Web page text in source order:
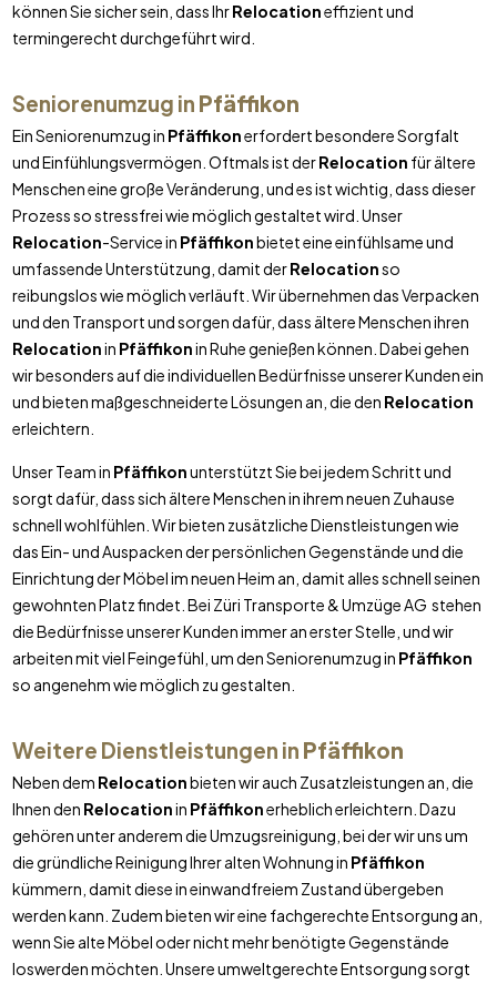
können Sie sicher sein, dass IhrRelocationeffizient und
termingerecht durchgeführt wird.
Seniorenumzug in Pfäffikon
Ein Seniorenumzug in Pfäffikonerfordert besondere Sorgfalt
und Einfühlungsvermögen. Oftmals ist derRelocation für ältere
Menschen eine große Veränderung, und es ist wichtig, dass dieser
Prozess so stressfrei wie möglich gestaltet wird. Unser
Relocation-Service in Pfäffikonbietet eine einfühlsame und
umfassende Unterstützung, damit derRelocationso
reibungslos wie möglich verläuft. Wir übernehmen das Verpacken
und den Transport und sorgen dafür, dass ältere Menschen ihren
Relocationin Pfäffikonin Ruhe genießen können. Dabei gehen
wir besonders auf die individuellen Bedürfnisse unserer Kunden ein
und bieten maßgeschneiderte Lösungen an, die den Relocation
erleichtern.
Unser Team in Pfäffikonunterstützt Sie bei jedem Schritt und
sorgt dafür, dass sich ältere Menschen in ihrem neuen Zuhause
schnell wohlfühlen. Wir bieten zusätzliche Dienstleistungen wie
das Ein- und Auspacken der persönlichen Gegenstände und die
Einrichtung der Möbel im neuen Heim an, damit alles schnell seinen
gewohnten Platz findet. Bei Züri Transporte & Umzüge AG stehen
die Bedürfnisse unserer Kunden immer an erster Stelle, und wir
arbeiten mit viel Feingefühl, um den Seniorenumzug in Pfäffikon
so angenehm wie möglich zu gestalten.
Weitere Dienstleistungen in Pfäffikon
Neben dem Relocationbieten wir auch Zusatzleistungen an, die
Ihnen den Relocationin Pfäffikonerheblich erleichtern. Dazu
gehören unter anderem die Umzugsreinigung, bei der wir uns um
die gründliche Reinigung Ihrer alten Wohnung in Pfäffikon
kümmern, damit diese in einwandfreiem Zustand übergeben
werden kann. Zudem bieten wir eine fachgerechte Entsorgung an,
wenn Sie alte Möbel oder nicht mehr benötigte Gegenstände
loswerden möchten. Unsere umweltgerechte Entsorgung sorgt